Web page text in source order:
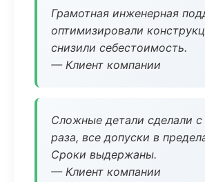
Грамотная инженерная
оптимизировали
снизили себестоимость.
— Клиент компании
Сложные детали сделали с
раза, все допуски в
Сроки выдержаны.
— Клиент компании